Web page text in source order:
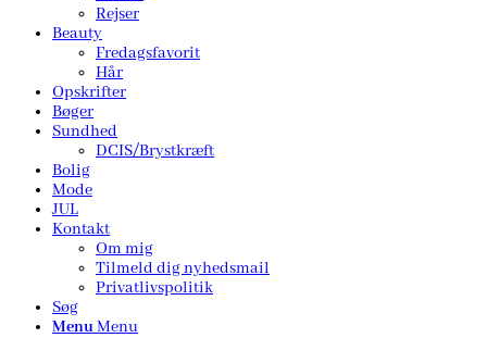
Rejser
Beauty
Fredagsfavorit
Hår
Opskrifter
Bøger
Sundhed
DCIS/Brystkræft
Bolig
Mode
JUL
Kontakt
Om mig
Tilmeld dig nyhedsmail
Privatlivspolitik
Søg
MenuMenu